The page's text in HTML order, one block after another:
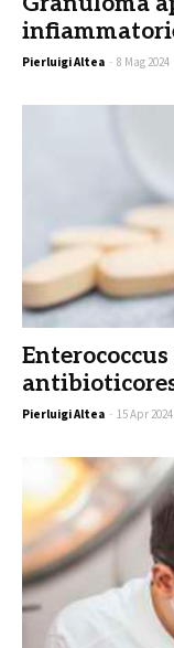
Pierluigi Altea - 8 Mag 2024
Pierluigi Altea - 15 Apr 2024